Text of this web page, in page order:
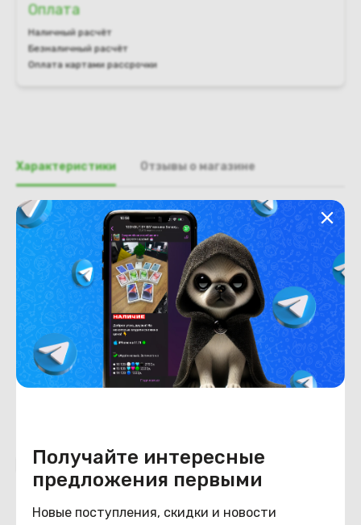
Получайте интересные
предложения первыми
Новые поступления, скидки и новости
Оплата
Наличный расчёт
Безналичный расчёт
Оплата картами рассрочки
Характеристики Отзывы о магазине
Общая информация
Производитель
HP
Тип товара
Доп. плата AUDIO + CARD
Reader
Состояние
Состояние удовлетворительное
Похожие товары